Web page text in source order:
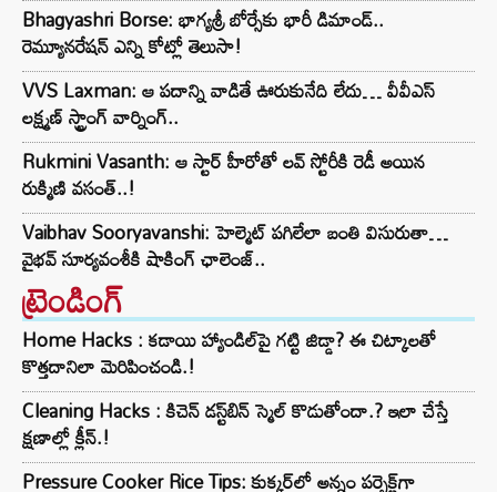
Bhagyashri Borse: భాగ్యశ్రీ బోర్సేకు భారీ డిమాండ్..
రెమ్యూనరేషన్ ఎన్ని కోట్లో తెలుసా!
VVS Laxman: ఆ పదాన్ని వాడితే ఊరుకునేది లేదు… వీవీఎస్
లక్ష్మణ్ స్ట్రాంగ్ వార్నింగ్..
Rukmini Vasanth: ఆ స్టార్ హీరోతో లవ్ స్టోరీకి రెడీ అయిన
రుక్మిణి వసంత్..!
Vaibhav Sooryavanshi: హెల్మెట్ పగిలేలా బంతి విసురుతా…
వైభవ్ సూర్యవంశీకి షాకింగ్ ఛాలెంజ్..
ట్రెండింగ్‌
Home Hacks : కడాయి హ్యాండిల్‌పై గట్టి జిడ్డా? ఈ చిట్కాలతో
కొత్తదానిలా మెరిపించండి.!
Cleaning Hacks : కిచెన్ డస్ట్‌బిన్ స్మెల్ కొడుతోందా.? ఇలా చేస్తే
క్షణాల్లో క్లీన్.!
Pressure Cooker Rice Tips: కుక్కర్‌లో అన్నం పర్ఫెక్ట్‌గా